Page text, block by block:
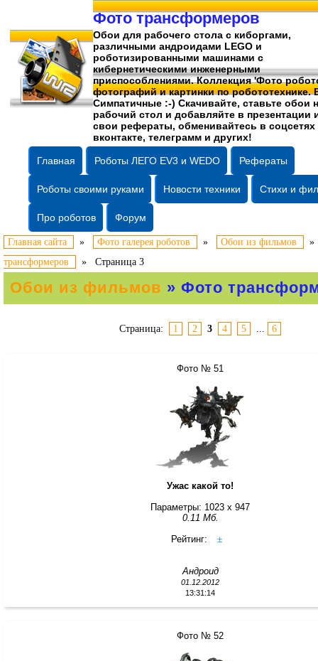
Фото трансформеров
Обои для рабочего стола c киборгами,
различными андроидами LEGO и
роботизированными машинами c
кибернетическими инженерными
приспособлениями. Коллекция 'Фото
фотографийи картинки по робототехнике.
Симпатичные :-) Скачивайте, ставьте обои
рабочий стол и добавляйте в презентации
свои рефераты, обменивайтесь в соцсетях
вконтакте, телеграмм и других!
Главная Роботы ЛЕГО EV3 и WEDO Рефераты
Роботы своими руками Новости техники Стихи и
Про роботов Форум
Главная сайта » Фото галерея роботов » Обои из фильмов
трансформеров
» Страница 3
Обои из фильмов » Фото
Страница: 1 2 3 4 5 ... 6
Фото № 51
Ужас какой то!
Параметры: 1023 x 947
0.11 Мб.
Рейтинг:
±
Андроид
01.12.2012
13:31:14
Фото № 52